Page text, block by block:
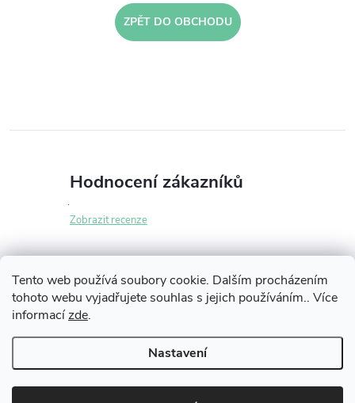
Tento web používá soubory cookie. Dalším procházením
tohoto webu vyjadřujete souhlas s jejich používáním.. Více
informacízde.
Nastavení
ZPĚT DO OBCHODU
Hodnocení zákazníků
Zobrazit recenze
Z
á
p
Copyright 2026iLikeNEW.cz. Všechna práva vyhrazena.